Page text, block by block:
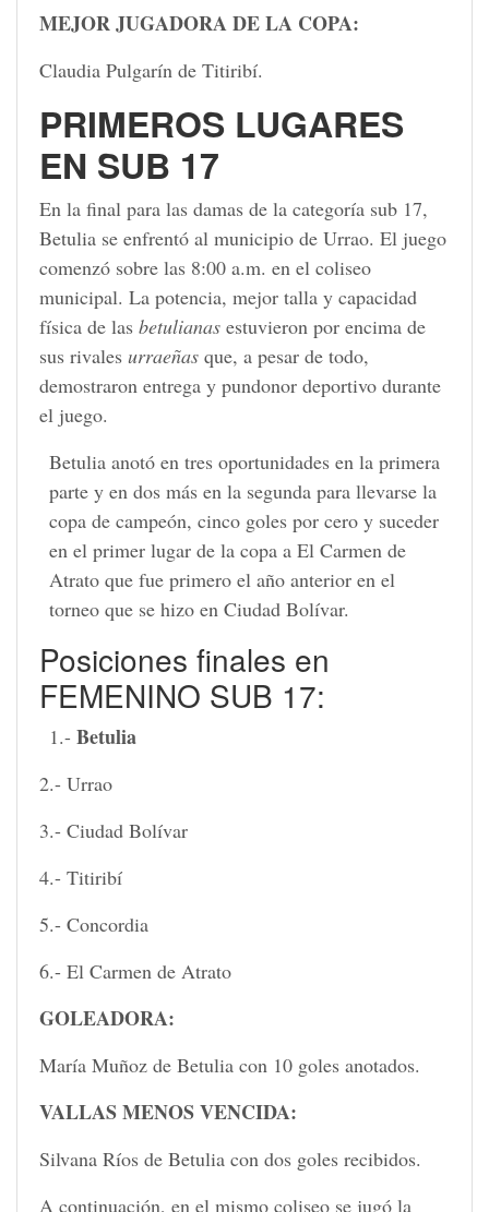
MEJOR JUGADORA DE LA COPA:
Claudia Pulgarín de Titiribí.
PRIMEROS LUGARES
EN SUB 17
En la final para las damas de la categoría sub 17,
Betulia se enfrentó al municipio de Urrao. El juego
comenzó sobre las 8:00 a.m. en el coliseo
municipal. La potencia, mejor talla y capacidad
física de las betulianas estuvieron por encima de
sus rivales urraeñas que, a pesar de todo,
demostraron entrega y pundonor deportivo durante
el juego.
Betulia anotó en tres oportunidades en la primera
parte y en dos más en la segunda para llevarse la
copa de campeón, cinco goles por cero y suceder
en el primer lugar de la copa a El Carmen de
Atrato que fue primero el año anterior en el
torneo que se hizo en Ciudad Bolívar.
Posiciones finales en
FEMENINO SUB 17:
1.- Betulia
2.- Urrao
3.- Ciudad Bolívar
4.- Titiribí
5.- Concordia
6.- El Carmen de Atrato
GOLEADORA:
María Muñoz de Betulia con 10 goles anotados.
VALLAS MENOS VENCIDA:
Silvana Ríos de Betulia con dos goles recibidos.
A continuación, en el mismo coliseo se jugó la